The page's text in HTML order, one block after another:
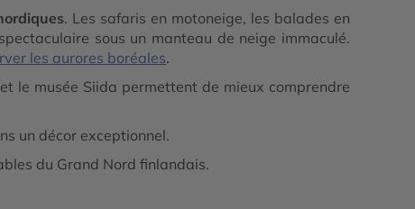
. Les safaris en motoneige, les balades en
sous un manteau de neige immaculé.
les aurores boréales.
et le musée Siida permettent de mieux comprendre
un décor exceptionnel.
du Grand Nord finlandais.